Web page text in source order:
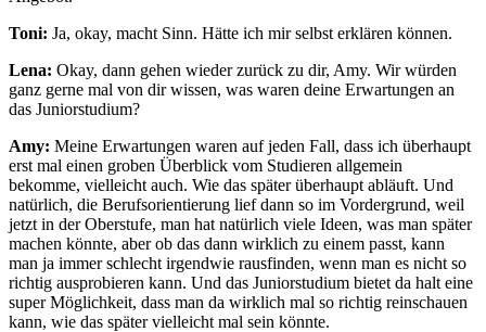
Toni: Ja, okay, macht Sinn. Hätte ich mir selbst erklären können.
Lena: Okay, dann gehen wieder zurück zu dir, Amy. Wir würden
ganz gerne mal von dir wissen, was waren deine Erwartungen an
das Juniorstudium?
Amy: Meine Erwartungen waren auf jeden Fall, dass ich überhaupt
erst mal einen groben Überblick vom Studieren allgemein
bekomme, vielleicht auch. Wie das später überhaupt abläuft. Und
natürlich, die Berufsorientierung lief dann so im Vordergrund, weil
jetzt in der Oberstufe, man hat natürlich viele Ideen, was man später
machen könnte, aber ob das dann wirklich zu einem passt, kann
man ja immer schlecht irgendwie rausfinden, wenn man es nicht so
richtig ausprobieren kann. Und das Juniorstudium bietet da halt eine
super Möglichkeit, dass man da wirklich mal so richtig reinschauen
kann, wie das später vielleicht mal sein könnte.